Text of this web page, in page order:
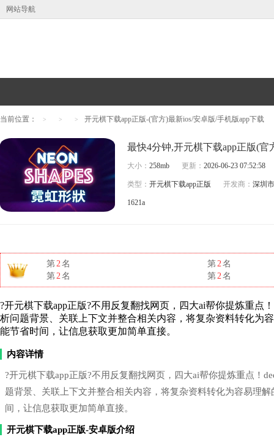
网站导航
当前位置： > > > 开元棋下载app正版-(官方)最新ios/安卓版/手机版app下载
大小：258mb 更新：2026-06-23 07:52:58
类型：开元棋下载app正版 开发商：深圳
1621a
第2名 第2名
第2名 第2名
?开元棋下载app正版?不用反复翻找网页，四大ai帮你提炼重点
析问题背景、关联上下文并整合相关内容，将复杂资料转化为
能节省时间，让信息获取更加简单直接。
内容详情
?开元棋下载app正版?不用反复翻找网页，四大ai帮你提炼重点！
题背景、关联上下文并整合相关内容，将复杂资料转化为容易理
间，让信息获取更加简单直接。
开元棋下载app正版-安卓版介绍